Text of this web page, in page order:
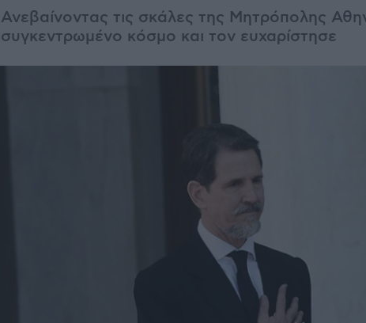
Ανεβαίνοντας τις σκάλες της Μητρόπολης
συγκεντρωμένο κόσμο και τον ευχαρίστησε